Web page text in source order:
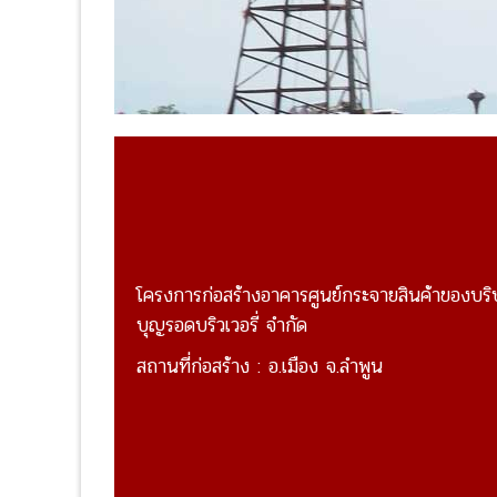
โครงการก่อสร้างอาคารศูนย์กระจายสินค้าของบ
บุญรอดบริวเวอรี่ จำกัด
สถานที่ก่อสร้าง : อ.เมือง จ.ลำพูน